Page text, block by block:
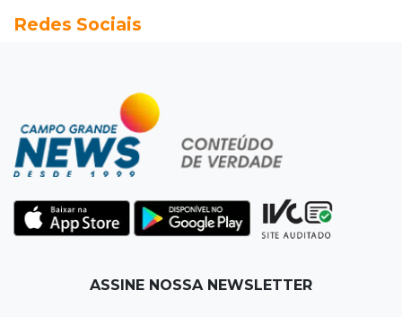
Seleções em MS têm salários de até R$ 8,2 mil;
Jardim Itatiaia
Vigia é amarrado durante roubo de carro e
dois caminhões em pátio
Corinthians vence Bragantino por 2 a 0 e sobe
para 7º no Brasileirão
Na Vila Belmiro
Redes Sociais
ASSINE NOSSA NEWSLETTER